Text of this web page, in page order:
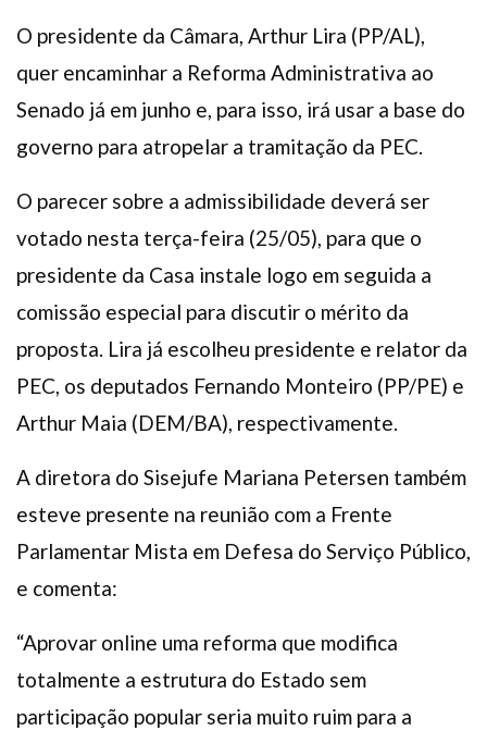
O presidente da Câmara, Arthur Lira (PP/AL),
quer encaminhar a Reforma Administrativa ao
Senado já em junho e, para isso, irá usar a base do
governo para atropelar a tramitação da PEC.
O parecer sobre a admissibilidade deverá ser
votado nesta terça-feira (25/05), para que o
presidente da Casa instale logo em seguida a
comissão especial para discutir o mérito da
proposta. Lira já escolheu presidente e relator da
PEC, os deputados Fernando Monteiro (PP/PE) e
Arthur Maia (DEM/BA), respectivamente.
A diretora do Sisejufe Mariana Petersen também
esteve presente na reunião com a Frente
Parlamentar Mista em Defesa do Serviço Público,
e comenta:
“Aprovar online uma reforma que modifica
totalmente a estrutura do Estado sem
participação popular seria muito ruim para a